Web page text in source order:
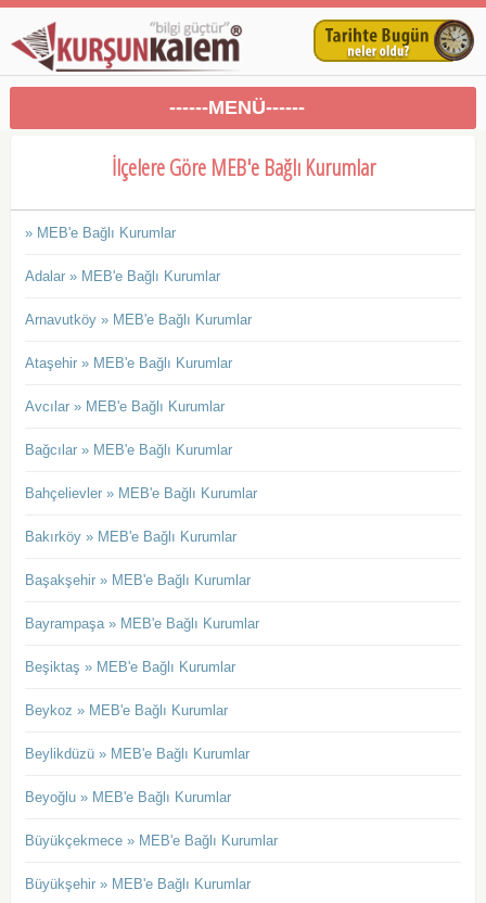
------MENÜ------
İlçelere Göre MEB'e Bağlı Kurumlar
» MEB'e Bağlı Kurumlar
Adalar » MEB'e Bağlı Kurumlar
Arnavutköy » MEB'e Bağlı Kurumlar
Ataşehir » MEB'e Bağlı Kurumlar
Avcılar » MEB'e Bağlı Kurumlar
Bağcılar » MEB'e Bağlı Kurumlar
Bahçelievler » MEB'e Bağlı Kurumlar
Bakırköy » MEB'e Bağlı Kurumlar
Başakşehir » MEB'e Bağlı Kurumlar
Bayrampaşa » MEB'e Bağlı Kurumlar
Beşiktaş » MEB'e Bağlı Kurumlar
Beykoz » MEB'e Bağlı Kurumlar
Beylikdüzü » MEB'e Bağlı Kurumlar
Beyoğlu » MEB'e Bağlı Kurumlar
Büyükçekmece » MEB'e Bağlı Kurumlar
Büyükşehir » MEB'e Bağlı Kurumlar